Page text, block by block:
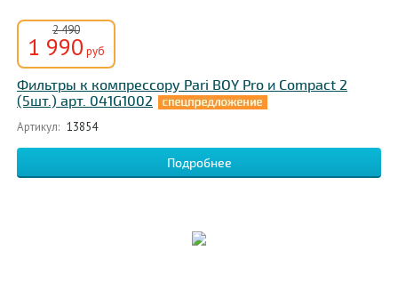
2 490
1 990 руб
Фильтры к компрессору Pari BOY Pro и Compact 2
(5шт.) арт. 041G1002
Артикул: 13854
Подробнее